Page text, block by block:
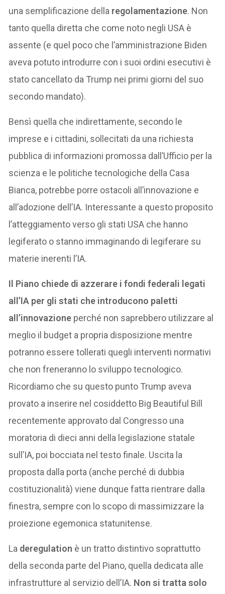
una semplificazione della regolamentazione. Non
tanto quella diretta che come noto negli USA è
assente (e quel poco che l’amministrazione Biden
aveva potuto introdurre con i suoi ordini esecutivi è
stato cancellato da Trump nei primi giorni del suo
secondo mandato).
Bensì quella che indirettamente, secondo le
imprese e i cittadini, sollecitati da una richiesta
pubblica di informazioni promossa dall’Ufficio per la
scienza e le politiche tecnologiche della Casa
Bianca, potrebbe porre ostacoli all’innovazione e
all’adozione dell’IA. Interessante a questo proposito
l’atteggiamento verso gli stati USA che hanno
legiferato o stanno immaginando di legiferare su
materie inerenti l’IA.
Il Piano chiede di azzerare i fondi federali legati
all’IA per gli stati che introducono paletti
all’innovazione perché non saprebbero utilizzare al
meglio il budget a propria disposizione mentre
potranno essere tollerati quegli interventi normativi
che non freneranno lo sviluppo tecnologico.
Ricordiamo che su questo punto Trump aveva
provato a inserire nel cosiddetto Big Beautiful Bill
recentemente approvato dal Congresso una
moratoria di dieci anni della legislazione statale
sull’IA, poi bocciata nel testo finale. Uscita la
proposta dalla porta (anche perché di dubbia
costituzionalità) viene dunque fatta rientrare dalla
finestra, sempre con lo scopo di massimizzare la
proiezione egemonica statunitense.
La deregulation è un tratto distintivo soprattutto
della seconda parte del Piano, quella dedicata alle
infrastrutture al servizio dell’IA. Non si tratta solo